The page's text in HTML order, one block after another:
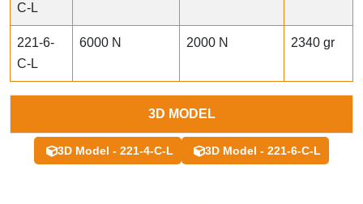
C-L
221-6-
C-L
6000 N 2000 N 2340 gr
3D MODEL
3D Model - 221-4-C-L 3D Model - 221-6-C-L